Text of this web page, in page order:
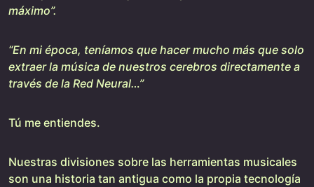
máximo”.
“En mi época, teníamos que hacer mucho más que solo
extraer la música de nuestros cerebros directamente a
través de la Red Neural…”
Tú me entiendes.
Nuestras divisiones sobre las herramientas musicales
son una historia tan antigua como la propia tecnología